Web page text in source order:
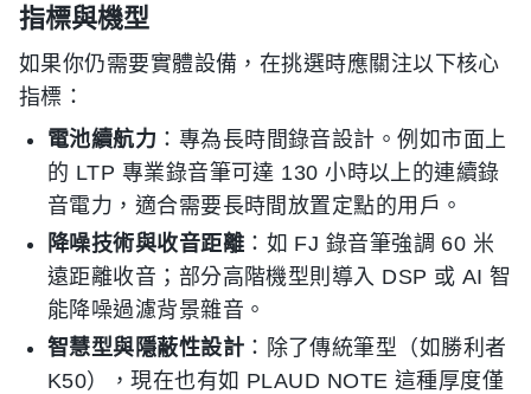
指標與機型
如果你仍需要實體設備，在挑選時應關注以下核心
指標：
電池續航力 ：專為長時間錄音設計。例如市面上
的 LTP 專業錄音筆可達 130 小時以上的連續錄
音電力，適合需要長時間放置定點的用戶。
降噪技術與收音距離 ：如 FJ 錄音筆強調 60 米
遠距離收音；部分高階機型則導入 DSP 或 AI 智
能降噪過濾背景雜音。
智慧型與隱蔽性設計 ：除了傳統筆型（如勝利者
K50），現在也有如 PLAUD NOTE 這種厚度僅